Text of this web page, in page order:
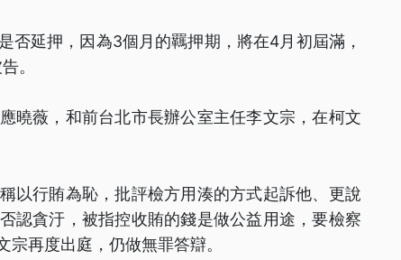
否延押，因為3個月的羈押期，將在4月初屆滿，
。
曉薇，和前台北市長辦公室主任李文宗，在柯文
以行賄為恥，批評檢方用湊的方式起訴他、更說
認貪汙，被指控收賄的錢是做公益用途，要檢察
再度出庭，仍做無罪答辯。